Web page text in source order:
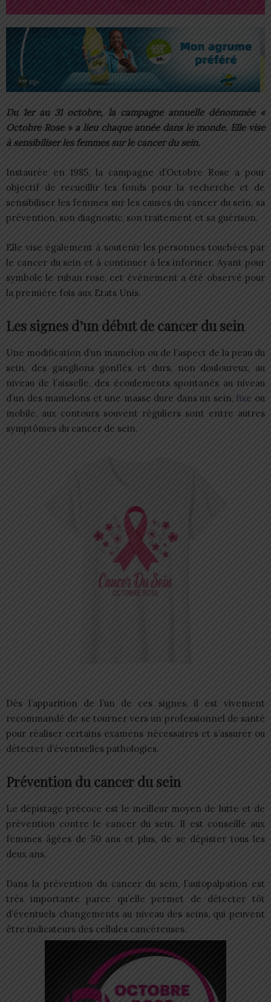
Du 1er au 31 octobre, la campagne annuelle dénommée «
Octobre Rose » a lieu chaque année dans le monde. Elle vise
à sensibiliser les femmes sur le cancer du sein.
Instaurée en 1985, la campagne d’Octobre Rose a pour
objectif de recueillir les fonds pour la recherche et de
sensibiliser les femmes sur les causes du cancer du sein, sa
prévention, son diagnostic, son traitement et sa guérison.
Elle vise également à soutenir les personnes touchées par
le cancer du sein et à continuer à les informer. Ayant pour
symbole le ruban rose, cet évènement a été observé pour
la première fois aux Etats Unis.
Les signes d’un début de cancer du sein
Une modification d’un mamelon ou de l’aspect de la peau du
sein, des ganglions gonflés et durs, non douloureux, au
niveau de l’aisselle, des écoulements spontanés au niveau
d’un des mamelons et une masse dure dans un sein, fixe ou
mobile, aux contours souvent réguliers sont entre autres
symptômes du cancer de sein.
Dès l’apparition de l’un de ces signes, il est vivement
recommandé de se tourner vers un professionnel de santé
pour réaliser certains examens nécessaires et s’assurer ou
détecter d’éventuelles pathologies.
Prévention du cancer du sein
Le dépistage précoce est le meilleur moyen de lutte et de
prévention contre le cancer du sein. Il est conseillé aux
femmes âgées de 50 ans et plus, de se dépister tous les
deux ans.
Dans la prévention du cancer du sein, l’autopalpation est
très importante parce qu’elle permet de détecter tôt
d’éventuels changements au niveau des seins, qui peuvent
être indicateurs des cellules cancéreuses.